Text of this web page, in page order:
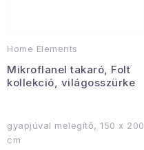
Home Elements
Mikroflanel takaró, Folt
kollekció, világosszürke
gyapjúval melegítő, 150 x 200
cm